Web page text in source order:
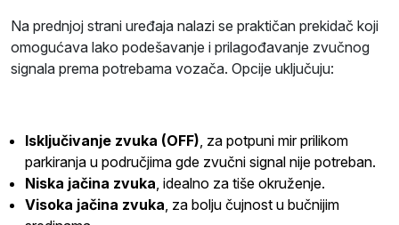
Na prednjoj strani uređaja nalazi se praktičan prekidač koji
omogućava lako podešavanje i prilagođavanje zvučnog
signala prema potrebama vozača. Opcije uključuju:
Isključivanje zvuka (OFF), za potpuni mir prilikom
parkiranja u područjima gde zvučni signal nije potreban.
Niska jačina zvuka, idealno za tiše okruženje.
Visoka jačina zvuka, za bolju čujnost u bučnijim